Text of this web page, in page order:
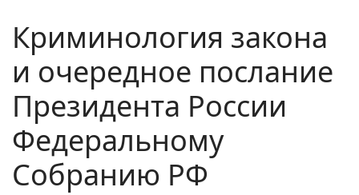
Криминология закона
и очередное послание
Президента России
Федеральному
Собранию РФ